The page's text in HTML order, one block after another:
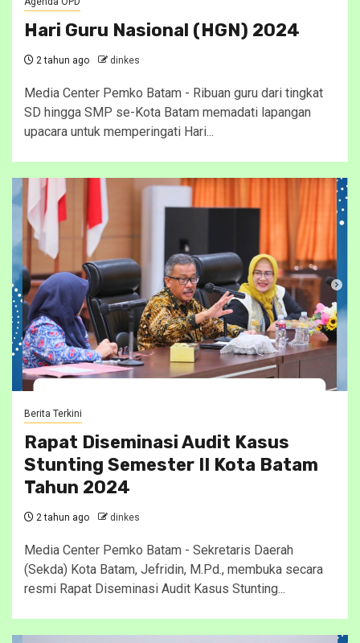
Hari Guru Nasional (HGN) 2024
2 tahun ago dinkes
Media Center Pemko Batam - Ribuan guru dari tingkat
SD hingga SMP se-Kota Batam memadati lapangan
upacara untuk memperingati Hari...
Berita Terkini
Rapat Diseminasi Audit Kasus
Stunting Semester II Kota Batam
Tahun 2024
2 tahun ago dinkes
Media Center Pemko Batam - Sekretaris Daerah
(Sekda) Kota Batam, Jefridin, M.Pd., membuka secara
resmi Rapat Diseminasi Audit Kasus Stunting...